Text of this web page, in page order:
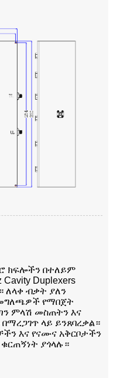
ክፍሎችን በተለይም
Cavity Duplexers
ለላቀ ብቃት ያለን
የማበጀት
ምላሽ መስጠትን እና
ላይ ይንጸባረቃል።
እና የናሙና አቅርቦታችን
ያጎላሉ።